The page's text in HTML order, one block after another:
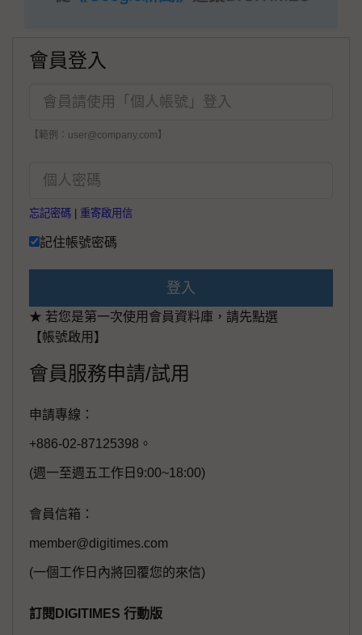
會員登入
【範例：user@company.com】
忘記密碼 重寄啟用信
記住帳號密碼
登入
★ 若您是第一次使用會員資料庫，請先點選
【帳號啟用】
會員服務申請/試用
申請專線：
+886-02-87125398。
(週一至週五工作日9:00~18:00)
會員信箱：
member@digitimes.com
(一個工作日內將回覆您的來信)
訂閱DIGITIMES 行動版